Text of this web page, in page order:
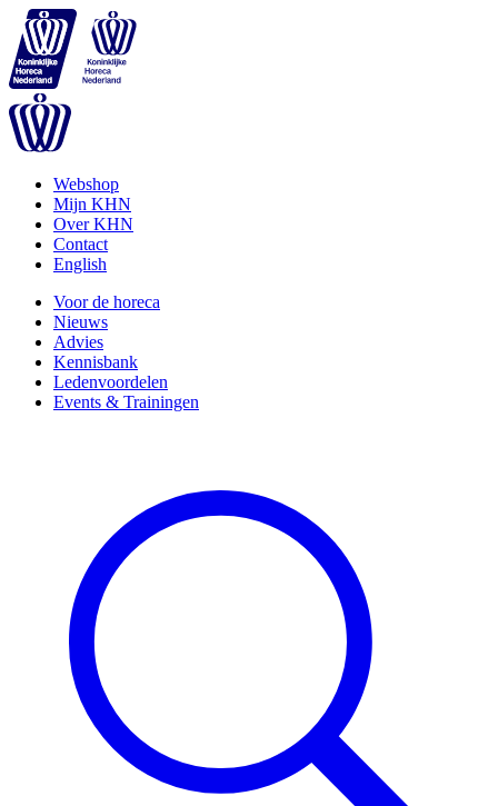
Webshop
Mijn KHN
Over KHN
Contact
English
Voor de horeca
Nieuws
Advies
Kennisbank
Ledenvoordelen
Events & Trainingen